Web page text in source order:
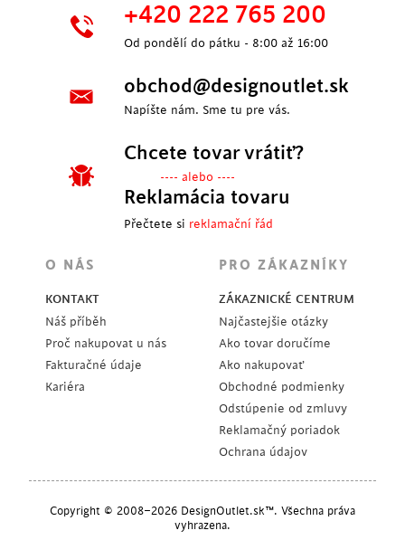
+420 222 765 200
Od pondělí do pátku - 8:00 až 16:00
obchod@designoutlet.sk
Napíšte nám. Sme tu pre vás.
Chcete tovar vrátiť?
---- alebo ----
Reklamácia tovaru
Přečtete si reklamační řád
O NÁS
KONTAKT
Náš příběh
Proč nakupovat u nás
Fakturačné údaje
Kariéra
PRO ZÁKAZNÍKY
ZÁKAZNICKÉ CENTRUM
Najčastejšie otázky
Ako tovar doručíme
Ako nakupovať
Obchodné podmienky
Odstúpenie od zmluvy
Reklamačný poriadok
Ochrana údajov
Copyright © 2008–2026 DesignOutlet.sk™. Všechna práva
vyhrazena.